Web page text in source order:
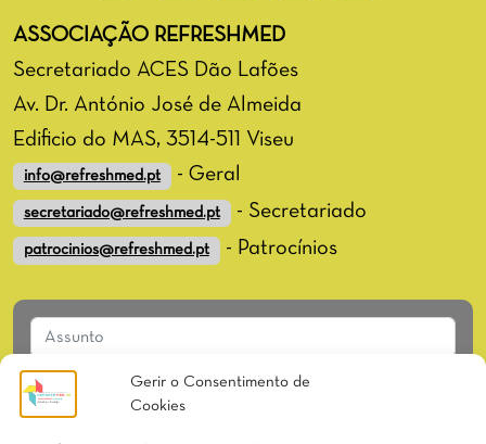
Gerir o Consentimento de
Cookies
ASSOCIAÇÃO REFRESHMED
Secretariado ACES Dão Lafões
Av. Dr. António José de Almeida
Edificio do MAS, 3514-511 Viseu
info@refreshmed.pt - Geral
secretariado@refreshmed.pt - Secretariado
patrocinios@refreshmed.pt - Patrocínios